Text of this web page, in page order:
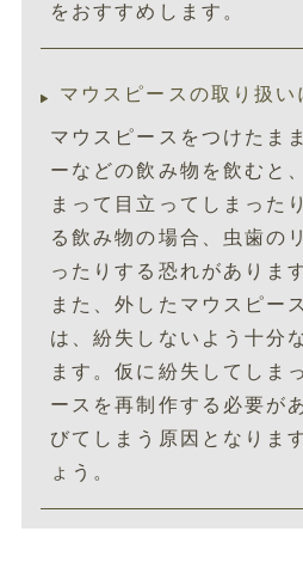
をおすすめします。
マウスピースの取り扱い
マウスピースをつけたま
ーなどの飲み物を飲むと
まって目立ってしまった
る飲み物の場合、虫歯の
ったりする恐れがありま
また、外したマウスピー
は、紛失しないよう十分
ます。仮に紛失してしま
ースを再制作する必要が
びてしまう原因となりま
ょう。